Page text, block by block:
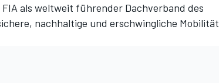
als weltweit führender Dachverband des
nachhaltige und erschwingliche Mobilität